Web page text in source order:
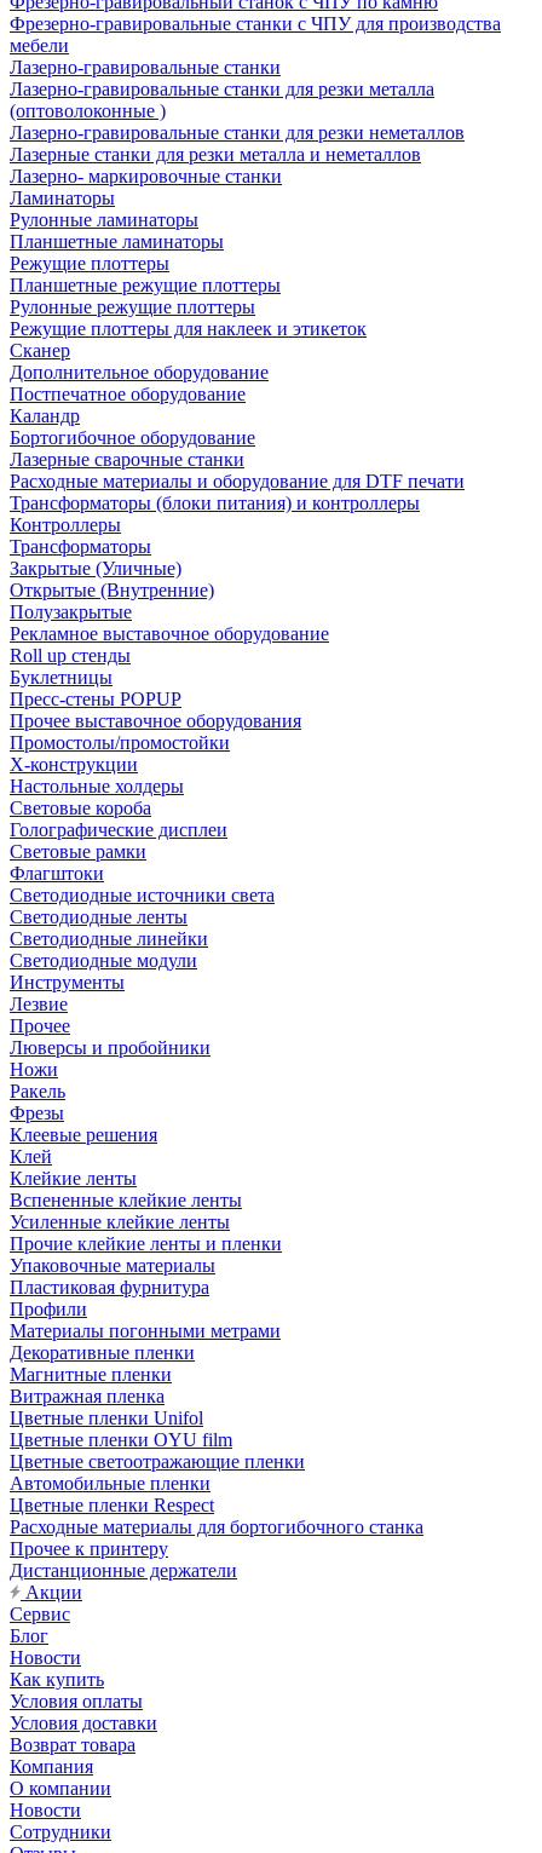
Фрезерно-гравировальные станки с ЧПУ для производства
мебели
Лазерно-гравировальные станки
Лазерно-гравировальные станки для резки металла
(оптоволоконные )
Лазерно-гравировальные станки для резки неметаллов
Лазерные станки для резки металла и неметаллов
Лазерно- маркировочные станки
Ламинаторы
Рулонные ламинаторы
Планшетные ламинаторы
Режущие плоттеры
Планшетные режущие плоттеры
Рулонные режущие плоттеры
Режущие плоттеры для наклеек и этикеток
Сканер
Дополнительное оборудование
Постпечатное оборудование
Каландр
Бортогибочное оборудование
Лазерные сварочные станки
Расходные материалы и оборудование для DTF печати
Трансформаторы (блоки питания) и контроллеры
Контроллеры
Трансформаторы
Закрытые (Уличные)
Открытые (Внутренние)
Полузакрытые
Рекламное выставочное оборудование
Roll up стенды
Буклетницы
Пресс-стены POPUP
Прочее выставочное оборудования
Промостолы/промостойки
Х-конструкции
Настольные холдеры
Световые короба
Голографические дисплеи
Световые рамки
Флагштоки
Светодиодные источники света
Светодиодные ленты
Светодиодные линейки
Светодиодные модули
Инструменты
Лезвие
Прочее
Люверсы и пробойники
Ножи
Ракель
Фрезы
Клеевые решения
Клей
Клейкие ленты
Вспененные клейкие ленты
Усиленные клейкие ленты
Прочие клейкие ленты и пленки
Упаковочные материалы
Пластиковая фурнитура
Профили
Материалы погонными метрами
Декоративные пленки
Магнитные пленки
Витражная пленка
Цветные пленки Unifol
Цветные пленки OYU film
Цветные светоотражающие пленки
Автомобильные пленки
Цветные пленки Respect
Расходные материалы для бортогибочного станка
Прочее к принтеру
Дистанционные держатели
Акции
Сервис
Блог
Новости
Как купить
Условия оплаты
Условия доставки
Возврат товара
Компания
О компании
Новости
Сотрудники